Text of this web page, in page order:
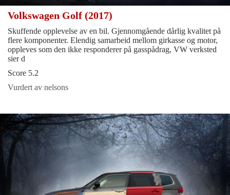
Volkswagen Golf (2017)
Skuffende opplevelse av en bil. Gjennomgående dårlig kvalitet på
flere komponenter. Elendig samarbeid mellom girkasse og motor,
oppleves som den ikke responderer på gasspådrag, VW verksted
sier d
Score 5.2
Vurdert av nelsons